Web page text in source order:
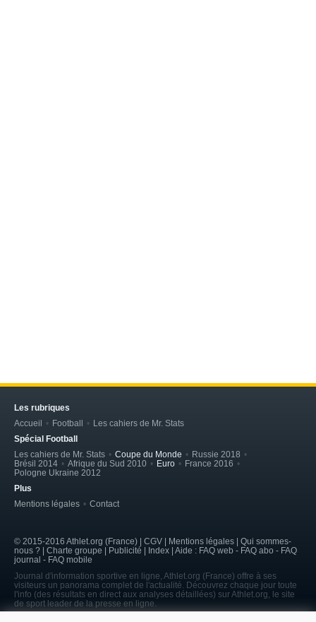
Les rubriques
Accueil
Football
Les cahiers de Mr. Stats
Spécial Football
Les cahiers de Mr. Stats
Coupe du Monde
Russie 2018
Brésil 2014
Afrique du Sud 2010 Euro
France 2016
Pologne Ukraine 2012
Plus
Mentions légales
Contact
© 2015-2016 Athlet.org (France) | CGV | Mentions légales | Qui sommes-
nous ? | Charte groupe | Publicité | Index | Aide : FAQ web - FAQ abo - FAQ
journal - FAQ mobile
Journal d'information sportive en ligne, Athlet.org (France) offre à ses
visiteurs un panorama complet de l'actualité. Découvrez chaque jour toute
l'info (des résultats en direct aux analyses détaillées) sur Athlet.org, le site
de sport leader de la presse en ligne.